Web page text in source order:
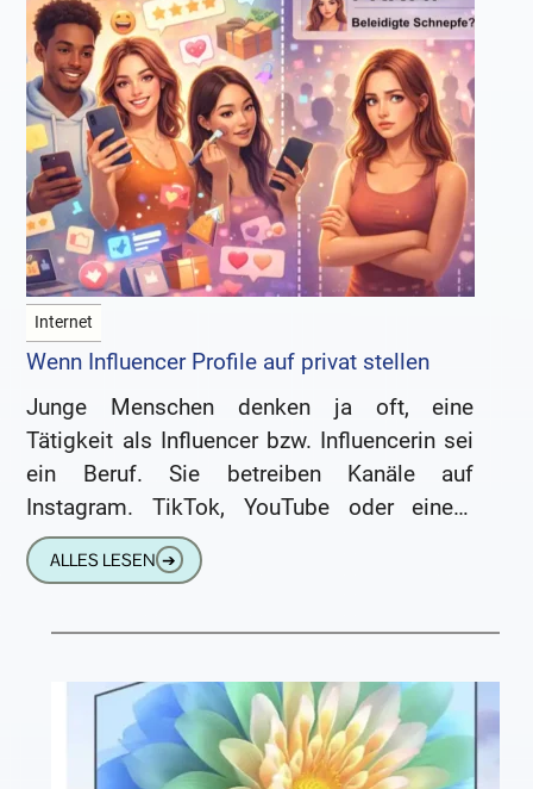
Internet
Wenn Influencer Profile auf privat stellen
Junge Menschen denken ja oft, eine
Tätigkeit als Influencer bzw. Influencerin sei
ein Beruf. Sie betreiben Kanäle auf
Instagram. TikTok, YouTube oder einem
anderen Netzwerk. Dort teilen sie
selbsterstellte Inhalte
ALLES LESEN ➔